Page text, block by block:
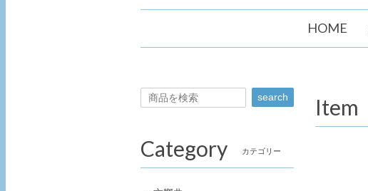
HOME
Item
search
Category カテゴリー